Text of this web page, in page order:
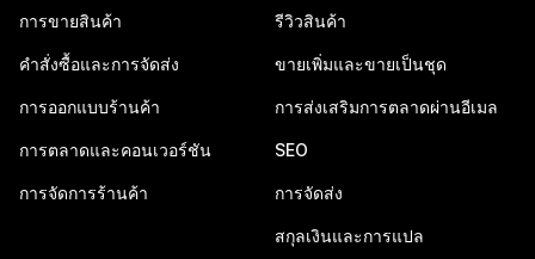
การขายสินค้า
คำสั่งซื้อและการจัดส่ง
การออกแบบร้านค้า
การตลาดและคอนเวอร์ชัน
การจัดการร้านค้า
รีวิวสินค้า
ขายเพิ่มและขายเป็นชุด
การส่งเสริมการตลาดผ่านอีเมล
SEO
การจัดส่ง
สกุลเงินและการแปล